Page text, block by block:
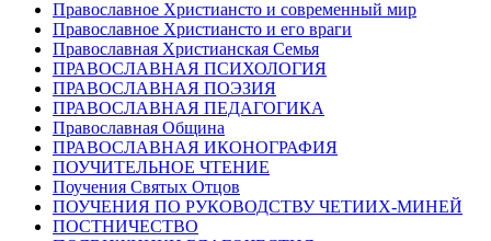
Православное Христиансто и современный мир
Православное Христиансто и его враги
Православная Христианская Семья
ПРАВОСЛАВНАЯ ПСИХОЛОГИЯ
ПРАВОСЛАВНАЯ ПОЭЗИЯ
ПРАВОСЛАВНАЯ ПЕДАГОГИКА
Православная Община
ПРАВОСЛАВНАЯ ИКОНОГРАФИЯ
ПОУЧИТЕЛЬНОЕ ЧТЕНИЕ
Поучения Святых Отцов
ПОУЧЕНИЯ ПО РУКОВОДСТВУ ЧЕТИИХ-МИНЕЙ
ПОСТНИЧЕСТВО